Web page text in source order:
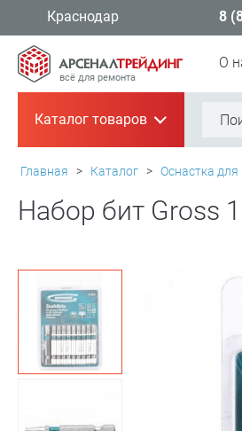
Краснодар 8
всё для ремонта
О
Каталог товаров+
Главная > Каталог > Оснастка для
Набор бит Gross